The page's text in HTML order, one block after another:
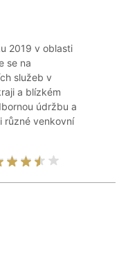
2019 v oblasti
se na
služeb v
a blízkém
údržbu a
různé venkovní